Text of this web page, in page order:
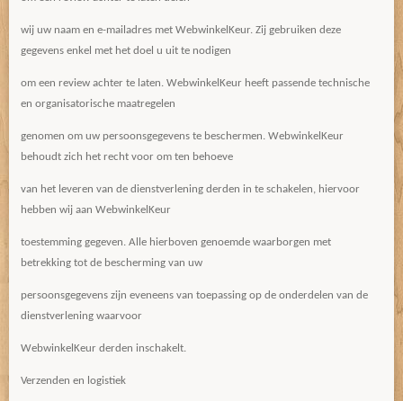
wij uw naam en e-mailadres met WebwinkelKeur. Zij gebruiken deze
gegevens enkel met het doel u uit te nodigen
om een review achter te laten. WebwinkelKeur heeft passende technische
en organisatorische maatregelen
genomen om uw persoonsgegevens te beschermen. WebwinkelKeur
behoudt zich het recht voor om ten behoeve
van het leveren van de dienstverlening derden in te schakelen, hiervoor
hebben wij aan WebwinkelKeur
toestemming gegeven. Alle hierboven genoemde waarborgen met
betrekking tot de bescherming van uw
persoonsgegevens zijn eveneens van toepassing op de onderdelen van de
dienstverlening waarvoor
WebwinkelKeur derden inschakelt.
Verzenden en logistiek